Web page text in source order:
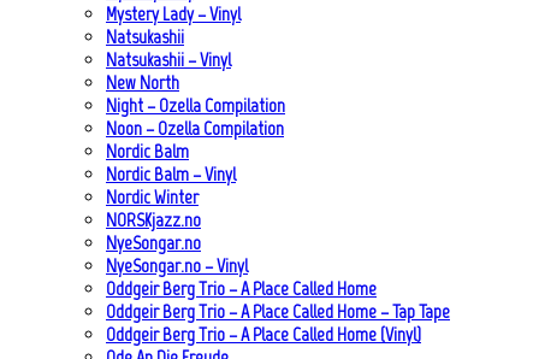
Mystery Lady – Vinyl
Natsukashii
Natsukashii – Vinyl
New North
Night – Ozella Compilation
Noon – Ozella Compilation
Nordic Balm
Nordic Balm – Vinyl
Nordic Winter
NORSKjazz.no
NyeSongar.no
NyeSongar.no – Vinyl
Oddgeir Berg Trio – A Place Called Home
Oddgeir Berg Trio – A Place Called Home – Tap Tape
Oddgeir Berg Trio – A Place Called Home (Vinyl)